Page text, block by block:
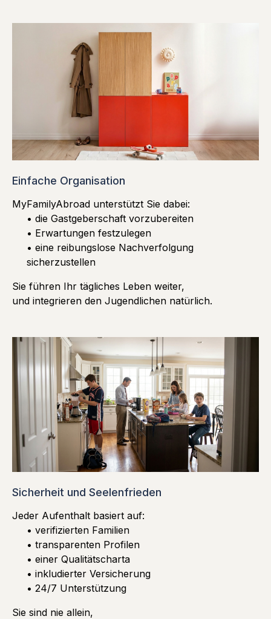
Einfache Organisation
MyFamilyAbroad unterstützt Sie dabei:
• die Gastgeberschaft vorzubereiten
• Erwartungen festzulegen
• eine reibungslose Nachverfolgung
sicherzustellen
Sie führen Ihr tägliches Leben weiter,
und integrieren den Jugendlichen natürlich.
Sicherheit und Seelenfrieden
Jeder Aufenthalt basiert auf:
• verifizierten Familien
• transparenten Profilen
• einer Qualitätscharta
• inkludierter Versicherung
• 24/7 Unterstützung
Sie sind nie allein,